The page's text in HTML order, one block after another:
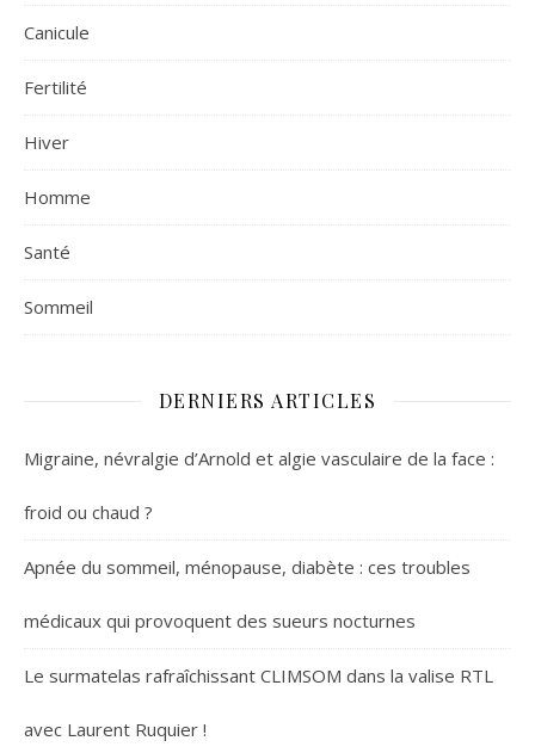
Canicule
Fertilité
Hiver
Homme
Santé
Sommeil
DERNIERS ARTICLES
Migraine, névralgie d’Arnold et algie vasculaire de la face :
froid ou chaud ?
Apnée du sommeil, ménopause, diabète : ces troubles
médicaux qui provoquent des sueurs nocturnes
Le surmatelas rafraîchissant CLIMSOM dans la valise RTL
avec Laurent Ruquier !